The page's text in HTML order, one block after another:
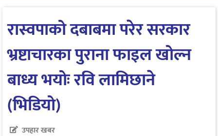
रास्वपाको दबाबमा परेर सरकार
भ्रष्टाचारका पुराना फाइल खोल्न
बाध्य भयोः रवि लामिछाने
(भिडियो)
उपहार खबर